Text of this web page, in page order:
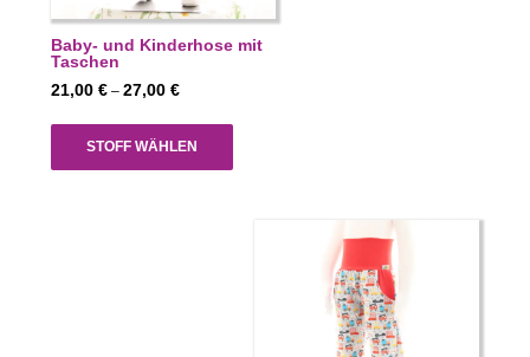
Baby- und Kinderhose mit
Taschen
21,00 € – 27,00 €Preisspanne:
27,00 €
STOFF WÄHLEN